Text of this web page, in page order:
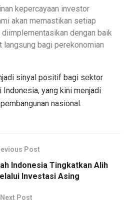
kepercayaan investor
akan memastikan setiap
dengan baik
langsung bagi perekonomian
sinyal positif bagi sektor
Indonesia, yang kini menjadi
nasional.
Post
Indonesia Tingkatkan Alih
Investasi Asing
Next Post